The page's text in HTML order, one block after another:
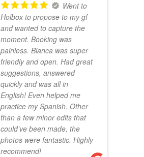
Went to
Holbox to propose to my gf
and wanted to capture the
moment. Booking was
painless. Bianca was super
friendly and open. Had great
suggestions, answered
quickly and was all in
English! Even helped me
practice my Spanish. Other
than a few minor edits that
could’ve been made, the
photos were fantastic. Highly
recommend!